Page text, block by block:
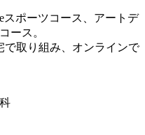
ポーツコース、アートデ
ース。
で取り組み、オンラインで